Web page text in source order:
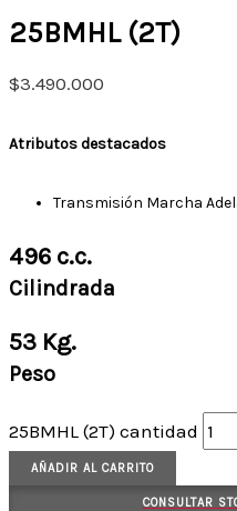
25BMHL (2T)
$3.490.000
Atributos destacados
Transmisión Marcha
496 c.c.
Cilindrada
53 Kg.
Peso
25BMHL (2T) cantidad
AÑADIR AL CARRITO
CONSULTAR